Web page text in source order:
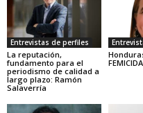
Entrevistas de perfiles
La reputación,
fundamento para el
periodismo de calidad a
largo plazo: Ramón
Salaverría